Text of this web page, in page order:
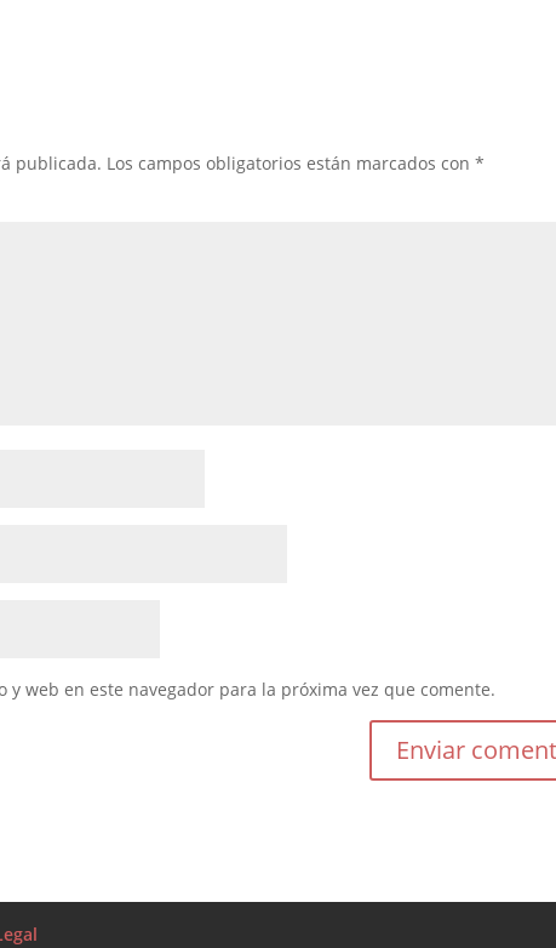
publicada. Los campos obligatorios están marcados con*
web en este navegador para la próxima vez que comente.